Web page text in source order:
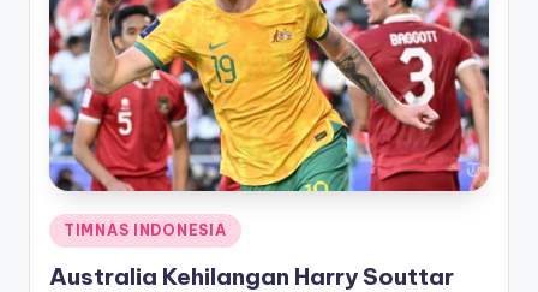
Posted
in
TIMNAS INDONESIA
Australia Kehilangan Harry Souttar